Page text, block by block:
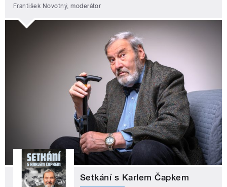
František Novotný, moderátor
Setkání s Karlem Čapkem